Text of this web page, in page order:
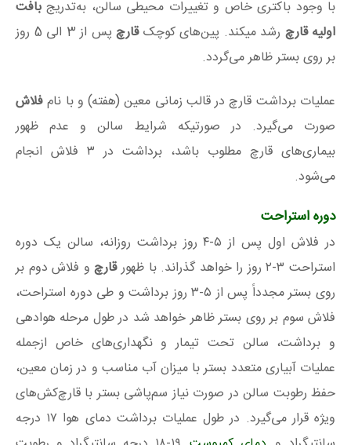
با وجود باکتری خاص و تغییرات محیطی سالن، به‌تدریجبافت
اولیه قارچ رشد میکند. پین‌های کوچکقارچ
پس از 3 الی 5 روز
بر روی بستر ظاهر می‌گردد.
عملیات برداشت قارچ در قالب زمانی معین (هفته) و با نامفلاش
صورت می‌گیرد. در صورتیکه شرایط سالن و عدم ظهور
بیماری‌های قارچ مطلوب باشد، برداشت در ۳ فلاش انجام
می‌شود.
دوره استراحت
در فلاش اول پس از ۵-۴ روز برداشت روزانه، سالن یک دوره
استراحت ۳-۲ روز را خواهد گذراند. با ظهور
قارچو فلاش دوم بر
روی بستر مجدداً پس از ۵-۳ روز برداشت و طی دوره استراحت،
فلاش سوم بر روی بستر ظاهر خواهد شد در طول مرحله هوادهی
و برداشت، سالن تحت تیمار و نگهداری‌های خاص ازجمله
عملیات آبیاری متعدد بستر با میزان آب مناسب و در زمان معین،
حفظ رطوبت سالن در صورت نیاز سم‌پاشی بستر با قارچ‌کش‌های
ویژه قرار می‌گیرد. در طول عملیات برداشت دمای هوا ۱۷ درجه